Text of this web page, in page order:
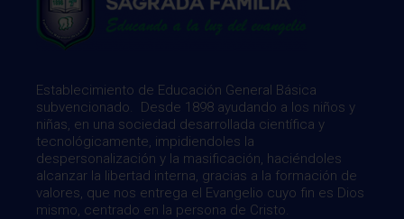
Establecimiento de Educación General Básica
subvencionado. Desde 1898 ayudando a los niños y
niñas, en una sociedad desarrollada científica y
tecnológicamente, impidiendoles la
despersonalización y la masificación, haciéndoles
alcanzar la libertad interna, gracias a la formación de
valores, que nos entrega el Evangelio cuyo fin es Dios
mismo, centrado en la persona de Cristo.